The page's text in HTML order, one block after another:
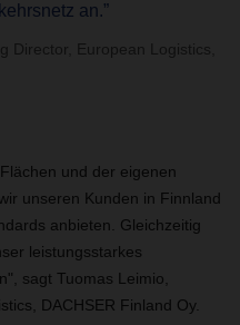
an.”
Director, European Logistics,
und der eigenen
unseren Kunden in Finnland
anbieten. Gleichzeitig
leistungsstarkes
sagt Tuomas Leimio,
DACHSER Finland Oy.